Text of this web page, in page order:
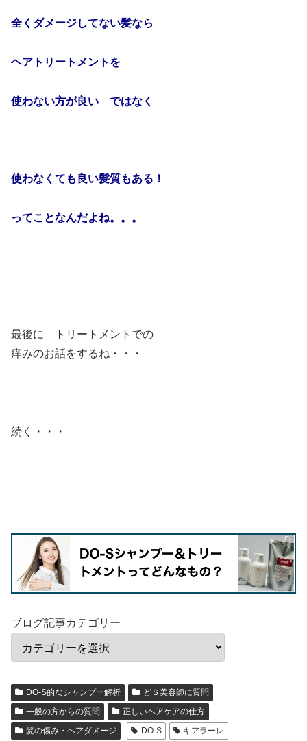
全くダメージしてない髪なら
ヘアトリートメントを
使わない方が良い ではなく
使わなくても良い髪質もある！
ってことなんだよね。。。
最後に トリートメントでの
痒みのお話をするね・・・
続く・・・
ブログ記事カテゴリー
DO-S的なシャンプー解析
どＳ美容師に質問
一般の方からの質問
正しいヘアケアの仕方
髪の傷み・ヘアダメージ
DO-S
キアラーレ